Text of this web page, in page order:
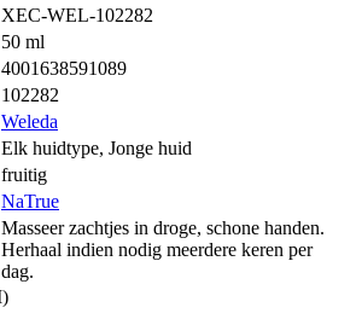
XEC-WEL-102282
50 ml
4001638591089
102282
Weleda
Elk huidtype, Jonge huid
fruitig
NaTrue
Masseer zachtjes in droge, schone handen.
Herhaal indien nodig meerdere keren per
dag.